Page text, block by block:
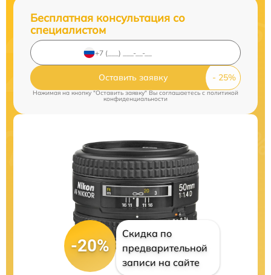
Бесплатная консультация со
специалистом
Оставить заявку
Нажимая на кнопку "Оставить заявку" Вы соглашаетесь cполитикой
конфиденциальности
-20%
Скидка по
предварительной
записи на сайте